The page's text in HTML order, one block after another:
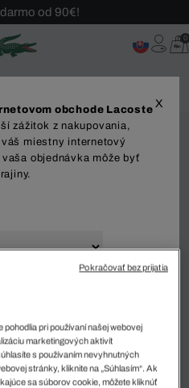
od 90€!
až -40 %!
vrátenie!
0
X
obchode Lacoste
zážitok z nakupovania,
miestny internetový
objednávka môže byť
pohodlia pri používaní našej webovej
marketingových aktivít
s používaním nevyhnutných
stránky, kliknite na „Súhlasím“. Ak
sa súborov cookie, môžete kliknúť
Pokračovať bez prijatia